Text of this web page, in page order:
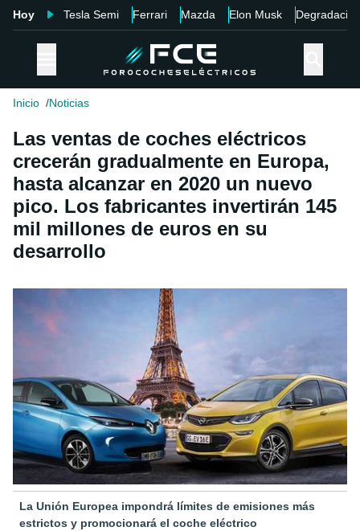
Hoy Tesla Semi Ferrari Mazda Elon Musk Degradación
Inicio Noticias
Las ventas de coches eléctricos
crecerán gradualmente en Europa,
hasta alcanzar en 2020 un nuevo
pico. Los fabricantes invertirán 145
mil millones de euros en su
desarrollo
La Unión Europea impondrá límites de emisiones más
estrictos y promocionará el coche eléctrico